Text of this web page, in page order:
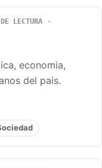
LECTURA
economia,
del pais.